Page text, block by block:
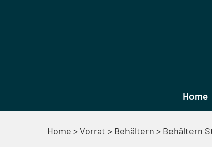
Home
Home >Vorrat > Behältern > Behältern